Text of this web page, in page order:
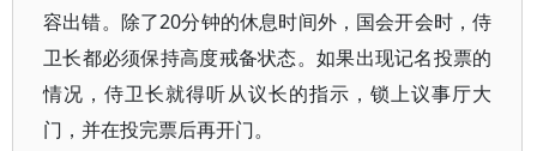
容出错。除了20分钟的休息时间外，国会开会时，侍
卫长都必须保持高度戒备状态。如果出现记名投票的
情况，侍卫长就得听从议长的指示，锁上议事厅大
门，并在投完票后再开门。